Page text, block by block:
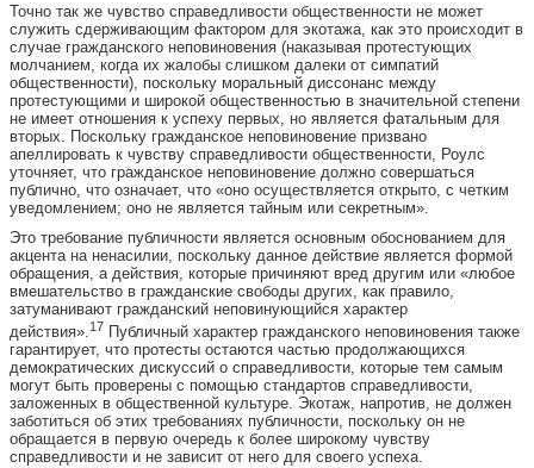
Точно так же чувство справедливости общественности не может
служить сдерживающим фактором для экотажа, как это происходит в
случае гражданского неповиновения (наказывая протестующих
молчанием, когда их жалобы слишком далеки от симпатий
общественности), поскольку моральный диссонанс между
протестующими и широкой общественностью в значительной степени
не имеет отношения к успеху первых, но является фатальным для
вторых. Поскольку гражданское неповиновение призвано
апеллировать к чувству справедливости общественности, Роулс
уточняет, что гражданское неповиновение должно совершаться
публично, что означает, что «оно осуществляется открыто, с четким
уведомлением; оно не является тайным или секретным».
Это требование публичности является основным обоснованием для
акцента на ненасилии, поскольку данное действие является формой
обращения, а действия, которые причиняют вред другим или «любое
вмешательство в гражданские свободы других, как правило,
затуманивают гражданский неповинующийся характер
действия».17 Публичный характер гражданского неповиновения также
гарантирует, что протесты остаются частью продолжающихся
демократических дискуссий о справедливости, которые тем самым
могут быть проверены с помощью стандартов справедливости,
заложенных в общественной культуре. Экотаж, напротив, не должен
заботиться об этих требованиях публичности, поскольку он не
обращается в первую очередь к более широкому чувству
справедливости и не зависит от него для своего успеха.